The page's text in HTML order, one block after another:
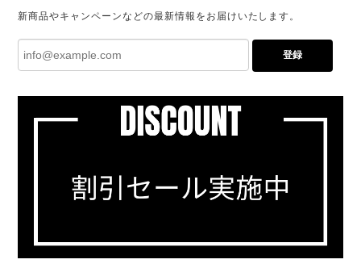
新商品やキャンペーンなどの最新情報をお届けいたします。
登録